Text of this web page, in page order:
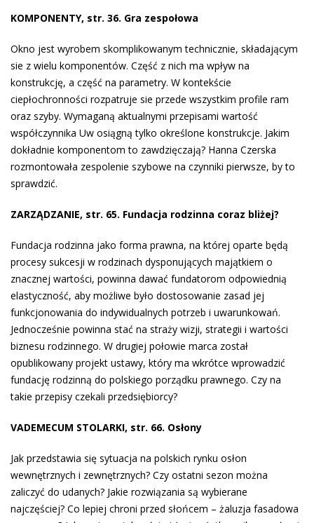
KOMPONENTY, str. 36. Gra zespołowa
Okno jest wyrobem skomplikowanym technicznie, składającym
sie z wielu komponentów. Część z nich ma wpływ na
konstrukcję, a część na parametry. W kontekście
ciepłochronności rozpatruje sie przede wszystkim profile ram
oraz szyby. Wymaganą aktualnymi przepisami wartość
współczynnika Uw osiągną tylko określone konstrukcje. Jakim
dokładnie komponentom to zawdzięczają? Hanna Czerska
rozmontowała zespolenie szybowe na czynniki pierwsze, by to
sprawdzić.
ZARZĄDZANIE, str. 65. Fundacja rodzinna coraz bliżej?
Fundacja rodzinna jako forma prawna, na której oparte będą
procesy sukcesji w rodzinach dysponujących majątkiem o
znacznej wartości, powinna dawać fundatorom odpowiednią
elastyczność, aby możliwe było dostosowanie zasad jej
funkcjonowania do indywidualnych potrzeb i uwarunkowań.
Jednocześnie powinna stać na straży wizji, strategii i wartości
biznesu rodzinnego. W drugiej połowie marca został
opublikowany projekt ustawy, który ma wkrótce wprowadzić
fundację rodzinną do polskiego porządku prawnego. Czy na
takie przepisy czekali przedsiębiorcy?
VADEMECUM STOLARKI, str. 66. Osłony
Jak przedstawia się sytuacja na polskich rynku osłon
wewnętrznych i zewnętrznych? Czy ostatni sezon można
zaliczyć do udanych? Jakie rozwiązania są wybierane
najczęściej? Co lepiej chroni przed słońcem – żaluzja fasadowa